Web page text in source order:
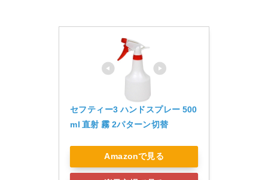
セフティー3 ハンドスプレー 500
ml 直射 霧 2パターン切替
Amazonで見る